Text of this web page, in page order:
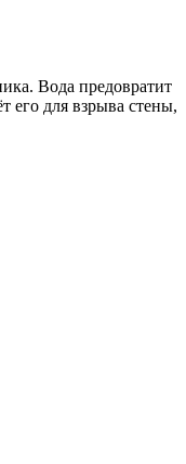
Вода предовратит
его для взрыва стены,